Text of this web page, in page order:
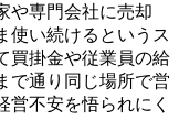
や専門会社に売却
使い続けるというス
買掛金や従業員の給
で通り同じ場所で営
営不安を悟られにく